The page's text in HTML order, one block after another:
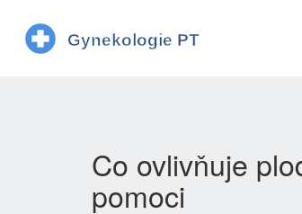
Co ovlivňuje
pomoci